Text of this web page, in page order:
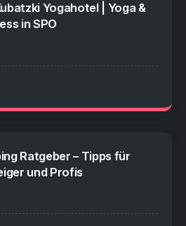
Yogahotel | Yoga &
in SPO
Ratgeber – Tipps für
und Profis